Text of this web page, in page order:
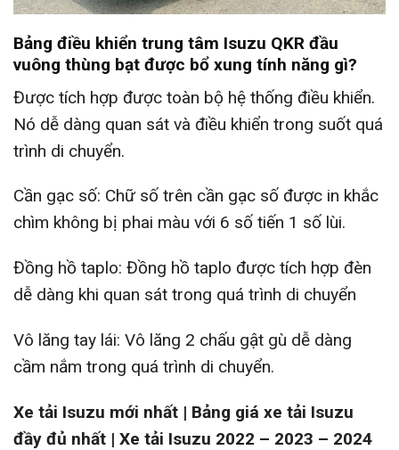
Bảng điều khiển trung tâm Isuzu QKR đầu
vuông thùng bạt được bổ xung tính năng gì?
Được tích hợp được toàn bộ hệ thống điều khiển.
Nó dễ dàng quan sát và điều khiển trong suốt quá
trình di chuyển.
Cần gạc số: Chữ số trên cần gạc số được in khắc
chìm không bị phai màu với 6 số tiến 1 số lùi.
Đồng hồ taplo: Đồng hồ taplo được tích hợp đèn
dễ dàng khi quan sát trong quá trình di chuyển
Vô lăng tay lái: Vô lăng 2 chấu gật gù dễ dàng
cầm nắm trong quá trình di chuyển.
Xe tải Isuzu mới nhất | Bảng giá xe tải Isuzu
đầy đủ nhất | Xe tải Isuzu 2022 – 2023 – 2024